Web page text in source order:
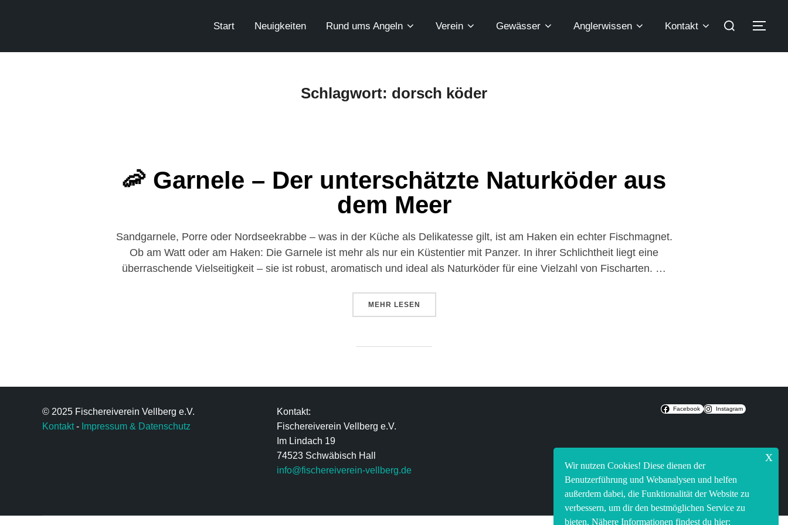
Start Neuigkeiten Rund ums Angeln Verein Gewässer Anglerwissen Kontakt
Schlagwort: dorsch köder
🦐 Garnele – Der unterschätzte Naturköder aus
dem Meer
Sandgarnele, Porre oder Nordseekrabbe – was in der Küche als Delikatesse gilt, ist am Haken ein echter Fischmagnet.
Ob am Watt oder am Haken: Die Garnele ist mehr als nur ein Küstentier mit Panzer. In ihrer Schlichtheit liegt eine
überraschende Vielseitigkeit – sie ist robust, aromatisch und ideal als Naturköder für eine Vielzahl von Fischarten. …
MEHR LESEN
© 2025 Fischereiverein Vellberg e.V.
Kontakt- Impressum & Datenschutz
Kontakt:
Fischereiverein Vellberg e.V.
Im Lindach 19
74523 Schwäbisch Hall
info@fischereiverein-vellberg.de
Facebook Instagram
Wir nutzen Cookies! Diese dienen der
Benutzerführung und Webanalysen und helfen
außerdem dabei, die Funktionalität der Website zu
verbessern, um dir den bestmöglichen Service zu
bieten. Nähere Informationen findest du hier:
x